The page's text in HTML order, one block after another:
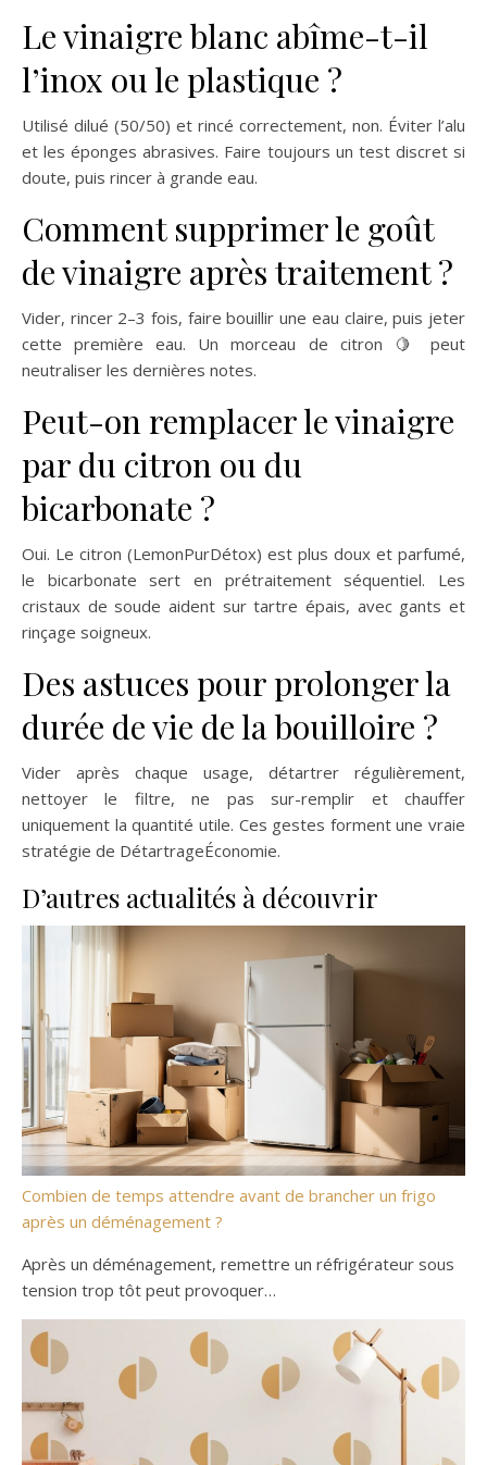
Le vinaigre blanc abîme-t-il
l’inox ou le plastique ?
Utilisé dilué (50/50) et rincé correctement, non. Éviter l’alu
et les éponges abrasives. Faire toujours un test discret si
doute, puis rincer à grande eau.
Comment supprimer le goût
de vinaigre après traitement ?
Vider, rincer 2–3 fois, faire bouillir une eau claire, puis jeter
cette première eau. Un morceau de citron 🍋 peut
neutraliser les dernières notes.
Peut-on remplacer le vinaigre
par du citron ou du
bicarbonate ?
Oui. Le citron (LemonPurDétox) est plus doux et parfumé,
le bicarbonate sert en prétraitement séquentiel. Les
cristaux de soude aident sur tartre épais, avec gants et
rinçage soigneux.
Des astuces pour prolonger la
durée de vie de la bouilloire ?
Vider après chaque usage, détartrer régulièrement,
nettoyer le filtre, ne pas sur-remplir et chauffer
uniquement la quantité utile. Ces gestes forment une vraie
stratégie de DétartrageÉconomie.
D’autres actualités à découvrir
Combien de temps attendre avant de brancher un frigo
après un déménagement ?
Après un déménagement, remettre un réfrigérateur sous
tension trop tôt peut provoquer…